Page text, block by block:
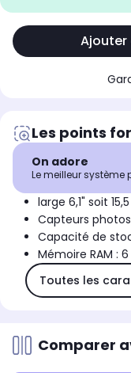
Ajouter
Les points
On adore
Le meilleur système
large 6,1" soit
Capteurs
Capacité de
Mémoire RAM :
Toutes les
Comparer